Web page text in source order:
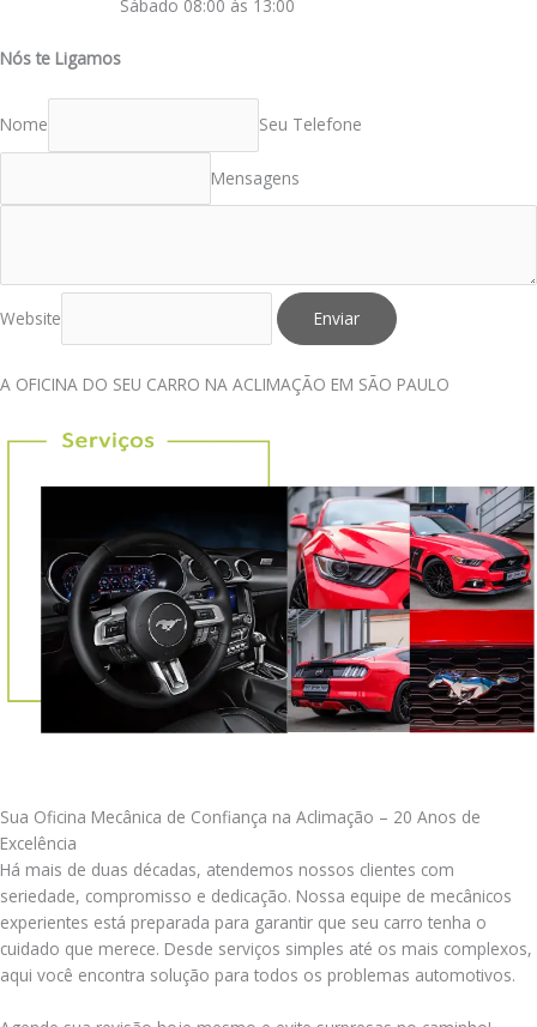
Sábado 08:00 às 13:00
Nós te Ligamos
Nome Seu Telefone
Mensagens
Website Enviar
A OFICINA DO SEU CARRO NA ACLIMAÇÃO EM SÃO PAULO
Sua Oficina Mecânica de Confiança na Aclimação – 20 Anos de
Excelência
Há mais de duas décadas, atendemos nossos clientes com
seriedade, compromisso e dedicação. Nossa equipe de mecânicos
experientes está preparada para garantir que seu carro tenha o
cuidado que merece. Desde serviços simples até os mais complexos,
aqui você encontra solução para todos os problemas automotivos.